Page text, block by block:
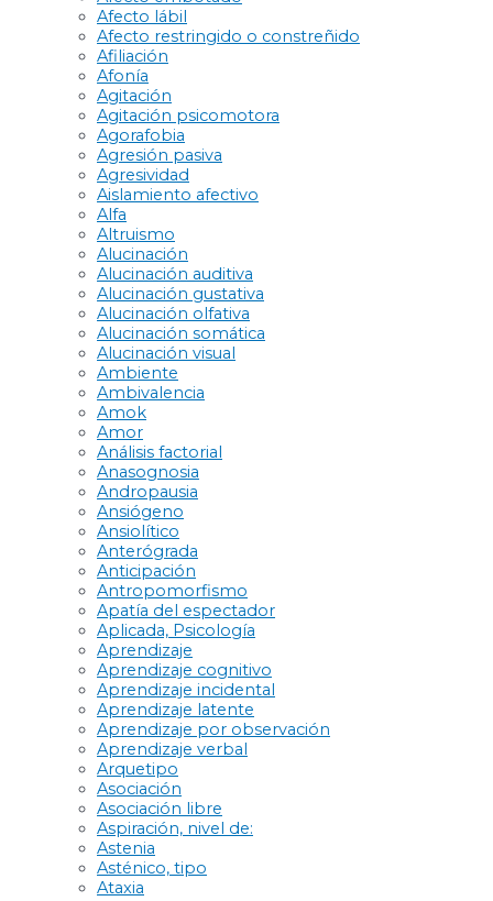
Afecto lábil
Afecto restringido o constreñido
Afiliación
Afonía
Agitación
Agitación psicomotora
Agorafobia
Agresión pasiva
Agresividad
Aislamiento afectivo
Alfa
Altruismo
Alucinación
Alucinación auditiva
Alucinación gustativa
Alucinación olfativa
Alucinación somática
Alucinación visual
Ambiente
Ambivalencia
Amok
Amor
Análisis factorial
Anasognosia
Andropausia
Ansiógeno
Ansiolítico
Anterógrada
Anticipación
Antropomorfismo
Apatía del espectador
Aplicada, Psicología
Aprendizaje
Aprendizaje cognitivo
Aprendizaje incidental
Aprendizaje latente
Aprendizaje por observación
Aprendizaje verbal
Arquetipo
Asociación
Asociación libre
Aspiración, nivel de:
Astenia
Asténico, tipo
Ataxia